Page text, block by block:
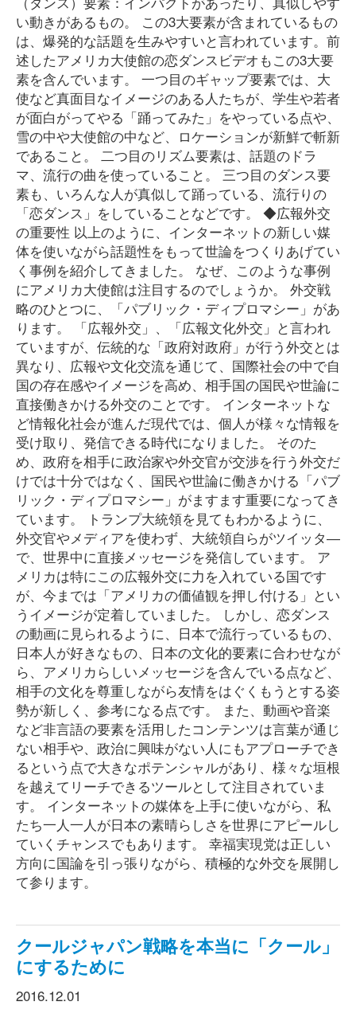
い動きがあるもの。 この3大要素が含まれているもの
は、爆発的な話題を生みやすいと言われています。前
述したアメリカ大使館の恋ダンスビデオもこの3大要
素を含んでいます。 一つ目のギャップ要素では、大
使など真面目なイメージのある人たちが、学生や若者
が面白がってやる「踊ってみた」をやっている点や、
雪の中や大使館の中など、ロケーションが新鮮で斬新
であること。 二つ目のリズム要素は、話題のドラ
マ、流行の曲を使っていること。 三つ目のダンス要
素も、いろんな人が真似して踊っている、流行りの
「恋ダンス」をしていることなどです。 ◆広報外交
の重要性 以上のように、インターネットの新しい媒
体を使いながら話題性をもって世論をつくりあげてい
く事例を紹介してきました。 なぜ、このような事例
にアメリカ大使館は注目するのでしょうか。 外交戦
略のひとつに、「パブリック・ディプロマシー」があ
ります。 「広報外交」、「広報文化外交」と言われ
ていますが、伝統的な「政府対政府」が行う外交とは
異なり、広報や文化交流を通じて、国際社会の中で自
国の存在感やイメージを高め、相手国の国民や世論に
直接働きかける外交のことです。 インターネットな
ど情報化社会が進んだ現代では、個人が様々な情報を
受け取り、発信できる時代になりました。 そのた
め、政府を相手に政治家や外交官が交渉を行う外交だ
けでは十分ではなく、国民や世論に働きかける「パブ
リック・ディプロマシー」がますます重要になってき
ています。 トランプ大統領を見てもわかるように、
外交官やメディアを使わず、大統領自らがツイッタ―
で、世界中に直接メッセージを発信しています。 ア
メリカは特にこの広報外交に力を入れている国です
が、今までは「アメリカの価値観を押し付ける」とい
うイメージが定着していました。 しかし、恋ダンス
の動画に見られるように、日本で流行っているもの、
日本人が好きなもの、日本の文化的要素に合わせなが
ら、アメリカらしいメッセージを含んでいる点など、
相手の文化を尊重しながら友情をはぐくもうとする姿
勢が新しく、参考になる点です。 また、動画や音楽
など非言語の要素を活用したコンテンツは言葉が通じ
ない相手や、政治に興味がない人にもアプローチでき
るという点で大きなポテンシャルがあり、様々な垣根
を越えてリーチできるツールとして注目されていま
す。 インターネットの媒体を上手に使いながら、私
たち一人一人が日本の素晴らしさを世界にアピールし
ていくチャンスでもあります。 幸福実現党は正しい
方向に国論を引っ張りながら、積極的な外交を展開し
て参ります。
クールジャパン戦略を本当に「クール」
にするために
2016.12.01